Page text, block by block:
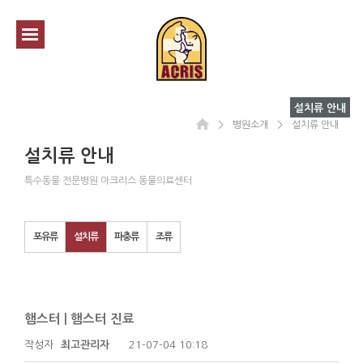
설치류 안내
특수동물 전문병원 아크리스 동물의료센터
＞ 병원소개 ＞ 설치류 안내
포유류 설치류 파충류 조류
설치류 안내
햄스터 | 햄스터 진료
작성자 최고관리자 21-07-04 10:18